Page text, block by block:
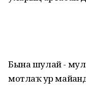
Бына шулай -
мотлаҡ ҙур